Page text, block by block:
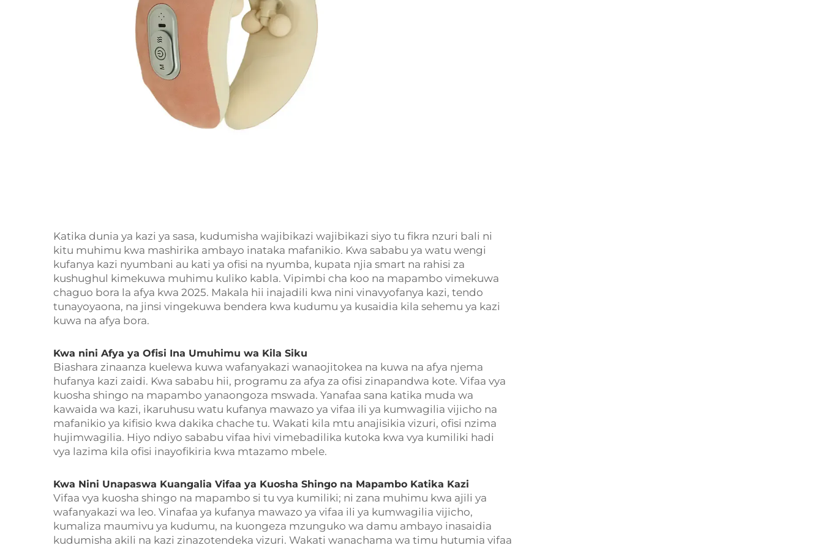
Katika dunia ya kazi ya sasa, kudumisha wajibikazi wajibikazi siyo tu fikra nzuri bali ni
kitu muhimu kwa mashirika ambayo inataka mafanikio. Kwa sababu ya watu wengi
kufanya kazi nyumbani au kati ya ofisi na nyumba, kupata njia smart na rahisi za
kushughul kimekuwa muhimu kuliko kabla. Vipimbi cha koo na mapambo vimekuwa
chaguo bora la afya kwa 2025. Makala hii inajadili kwa nini vinavyofanya kazi, tendo
tunayoyaona, na jinsi vingekuwa bendera kwa kudumu ya kusaidia kila sehemu ya kazi
kuwa na afya bora.
Kwa nini Afya ya Ofisi Ina Umuhimu wa Kila Siku
Biashara zinaanza kuelewa kuwa wafanyakazi wanaojitokea na kuwa na afya njema
hufanya kazi zaidi. Kwa sababu hii, programu za afya za ofisi zinapandwa kote. Vifaa vya
kuosha shingo na mapambo yanaongoza mswada. Yanafaa sana katika muda wa
kawaida wa kazi, ikaruhusu watu kufanya mawazo ya vifaa ili ya kumwagilia vijicho na
mafanikio ya kifisio kwa dakika chache tu. Wakati kila mtu anajisikia vizuri, ofisi nzima
hujimwagilia. Hiyo ndiyo sababu vifaa hivi vimebadilika kutoka kwa vya kumiliki hadi
vya lazima kila ofisi inayofikiria kwa mtazamo mbele.
Kwa Nini Unapaswa Kuangalia Vifaa ya Kuosha Shingo na Mapambo Katika Kazi
Vifaa vya kuosha shingo na mapambo si tu vya kumiliki; ni zana muhimu kwa ajili ya
wafanyakazi wa leo. Vinafaa ya kufanya mawazo ya vifaa ili ya kumwagilia vijicho,
kumaliza maumivu ya kudumu, na kuongeza mzunguko wa damu ambayo inasaidia
kudumisha akili na kazi zinazotendeka vizuri. Wakati wanachama wa timu hutumia vifaa